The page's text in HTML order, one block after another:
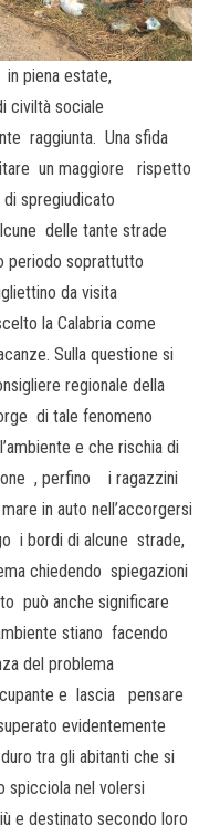
in piena estate,
civiltà sociale
raggiunta. Una sfida
un maggiore rispetto
spregiudicato
delle tante strade
periodo soprattutto
da visita
la Calabria come
Sulla questione si
regionale della
di tale fenomeno
e che rischia di
, perfino i ragazzini
in auto nell’accorgersi
i bordi di alcune strade,
chiedendo spiegazioni
può anche significare
stiano facendo
del problema
e lascia pensare
evidentemente
tra gli abitanti che si
spicciola nel volersi
e destinato secondo loro